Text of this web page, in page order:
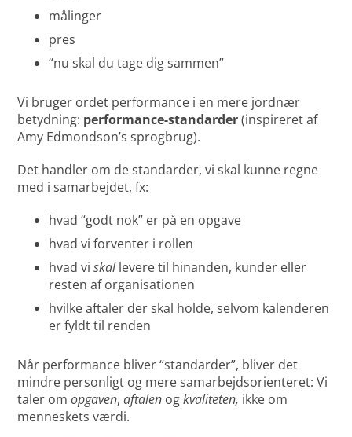
målinger
pres
“nu skal du tage dig sammen”
Vi bruger ordet performance i en mere jordnær
betydning: performance-standarder(inspireret af
Amy Edmondson’s sprogbrug).
Det handler om de standarder, vi skal kunne regne
med i samarbejdet, fx:
hvad “godt nok” er på en opgave
hvad vi forventer i rollen
hvad viskallevere til hinanden, kunder eller
resten af organisationen
hvilke aftaler der skal holde, selvom kalenderen
er fyldt til renden
Når performance bliver “standarder”, bliver det
mindre personligt og mere samarbejdsorienteret: Vi
taler omopgaven,aftalen ogkvaliteten, ikke om
menneskets værdi.